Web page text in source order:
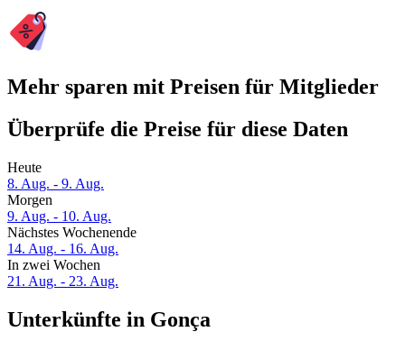
Mehr sparen mit Preisen für Mitglieder
Überprüfe die Preise für diese Daten
Heute
8. Aug. - 9. Aug.
Morgen
9. Aug. - 10. Aug.
Nächstes Wochenende
14. Aug. - 16. Aug.
In zwei Wochen
21. Aug. - 23. Aug.
Unterkünfte in Gonça